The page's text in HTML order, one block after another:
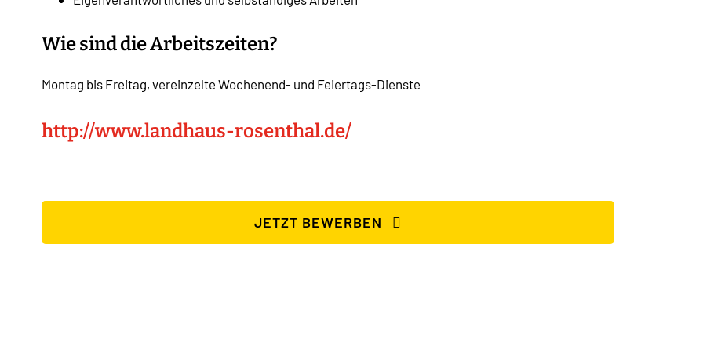
Wie sind die Arbeitszeiten?
Montag bis Freitag, vereinzelte Wochenend- und Feiertags-Dienste
http://www.landhaus-rosenthal.de/
JETZT BEWERBEN